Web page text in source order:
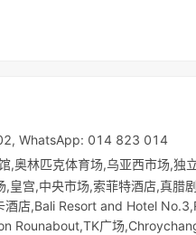
WhatsApp: 014 823 014
,奥林匹克体育场,乌亚西市场,独
,皇宫,中央市场,索菲特酒店,真
酒店,Bali Resort and Hotel
Rounabout,TK广场